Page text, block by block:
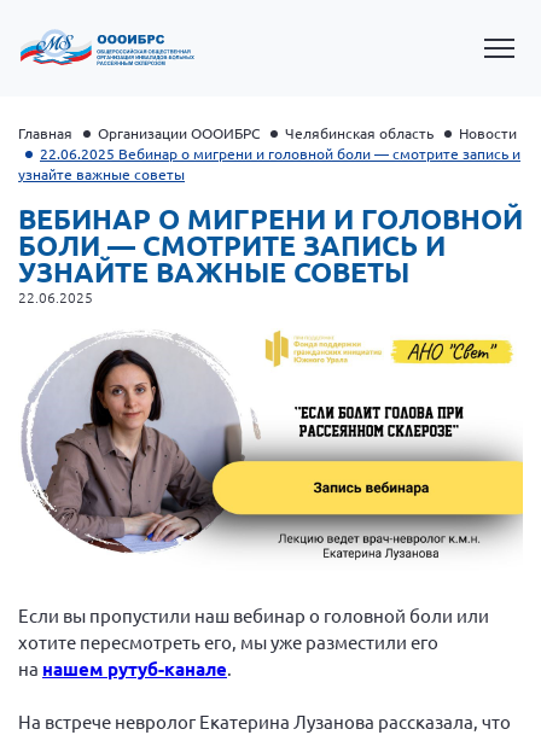
Президент Власов Я.В.
Первый вице-президент Кичигина Н. Ф.
Генеральный директор Матвиевская О.В.
Вице-президент Зрячева Н.В.
Вице-президент Шишлянников Ф.В.
Отдел международных отношений
Вице-президент Черненко Д.Е.
Вице-президент Валюх М.В.
Главная Организации ОООИБРС Челябинская область
Новости
22.06.2025 Вебинар о мигрени и головной боли — смотрите запись и
узнайте важные советы
ВЕБИНАР О МИГРЕНИ И ГОЛОВНОЙ
БОЛИ — СМОТРИТЕ ЗАПИСЬ И
УЗНАЙТЕ ВАЖНЫЕ СОВЕТЫ
22.06.2025
Если вы пропустили наш вебинар о головной боли или
хотите пересмотреть его, мы уже разместили его
на нашем рутуб-канале
На встрече невролог Екатерина Лузанова рассказала, что